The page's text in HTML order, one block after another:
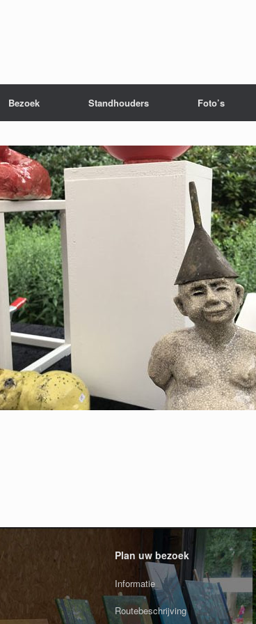
Bezoek Standhouders Foto’s
Plan uw bezoek
Informatie
Routebeschrijving